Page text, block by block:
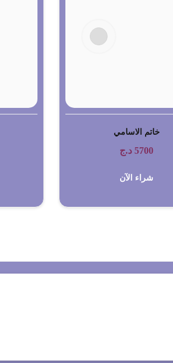
خاتم الاسامي
5700د.ج
شراء الآن